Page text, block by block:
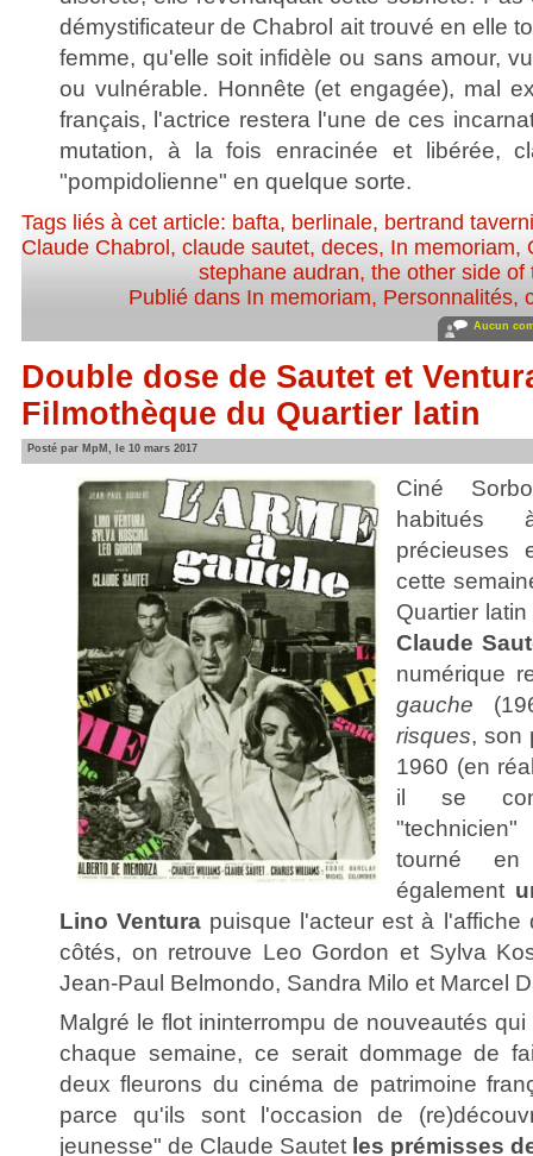
démystificateur de Chabrol ait trouvé en elle
femme, qu'elle soit infidèle ou sans amour,
ou vulnérable. Honnête (et engagée), mal
français, l'actrice restera l'une de ces
mutation, à la fois enracinée et libérée,
"pompidolienne" en quelque sorte.
Tags liés à cet article: bafta, berlinale, bertrand
Claude Chabrol ,claude sautet,deces, In memoriam,
stephane audran,the other side of
Publié dans In memoriam, Personnalités,
Aucun
Double dose de Sautet et
Filmothèque du Quartier latin
Posté par MpM, le 10 mars 2017
Ciné
habitués
précieuses
cette
Quartier
Claude
numérique
gauche
risques, son
1960 (en
il se
tourné
également
Lino Ventura puisque l'acteur est à
côtés, on retrouve Leo Gordon et Sylva
Jean-Paul Belmondo, Sandra Milo et Marcel
Malgré le flot ininterrompu de nouveautés
chaque semaine, ce serait dommage de
deux fleurons du cinéma de patrimoine
parce qu'ils sont l'occasion de
jeunesse" de Claude Sautet les prémisses